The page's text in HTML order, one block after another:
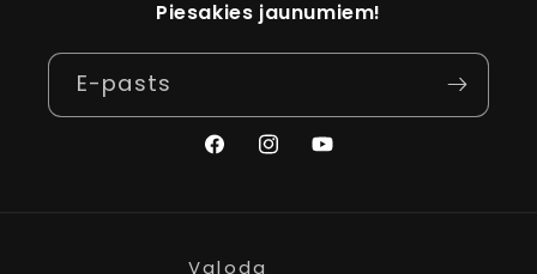
Piesakies jaunumiem!
E-pasts
FacebookInstagramYouTube
Valoda